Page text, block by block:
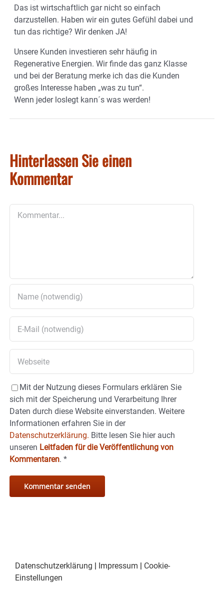
Das ist wirtschaftlich gar nicht so einfach
darzustellen. Haben wir ein gutes Gefühl dabei und
tun das richtige? Wir denken JA!
Unsere Kunden investieren sehr häufig in
Regenerative Energien. Wir finde das ganz Klasse
und bei der Beratung merke ich das die Kunden
großes Interesse haben „was zu tun“.
Wenn jeder loslegt kann´s was werden!
Hinterlassen Sie einen
Kommentar
Mit der Nutzung dieses Formulars erklären Sie
sich mit der Speicherung und Verarbeitung Ihrer
Daten durch diese Website einverstanden. Weitere
Informationen erfahren Sie in der
Datenschutzerklärung. Bitte lesen Sie hier auch
unseren Leitfaden für die Veröffentlichung von
Kommentaren. *
Datenschutzerklärung Impressum
Cookie-
Einstellungen